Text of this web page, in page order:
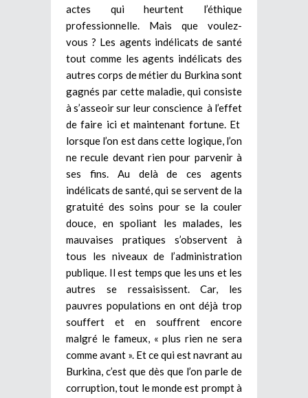
actes qui heurtent l’éthique
professionnelle. Mais que voulez-
vous ? Les agents indélicats de santé
tout comme les agents indélicats des
autres corps de métier du Burkina sont
gagnés par cette maladie, qui consiste
à s’asseoir sur leur conscience à l’effet
de faire ici et maintenant fortune. Et
lorsque l’on est dans cette logique, l’on
ne recule devant rien pour parvenir à
ses fins. Au delà de ces agents
indélicats de santé, qui se servent de la
gratuité des soins pour se la couler
douce, en spoliant les malades, les
mauvaises pratiques s’observent à
tous les niveaux de l’administration
publique. Il est temps que les uns et les
autres se ressaisissent. Car, les
pauvres populations en ont déjà trop
souffert et en souffrent encore
malgré le fameux, « plus rien ne sera
comme avant ». Et ce qui est navrant au
Burkina, c’est que dès que l’on parle de
corruption, tout le monde est prompt à